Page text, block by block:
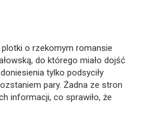
o rzekomym romansie
do którego miało dojść
tylko podsyciły
pary. Żadna ze stron
informacji, co sprawiło, że